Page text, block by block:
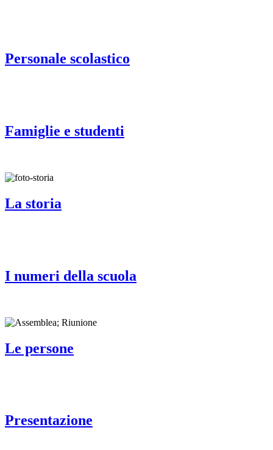
Personale scolastico
Famiglie e studenti
La storia
I numeri della scuola
Le persone
Presentazione